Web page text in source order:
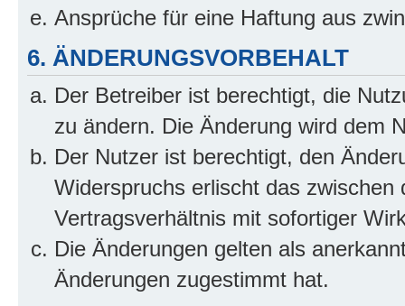
Ansprüche für eine Haftung aus
6. ÄNDERUNGSVORBEHALT
Der Betreiber ist berechtigt, die
zu ändern. Die Änderung wird dem
Der Nutzer ist berechtigt, den
Widerspruchs erlischt das
Vertragsverhältnis mit sofortiger
Die Änderungen gelten als
Änderungen zugestimmt hat.